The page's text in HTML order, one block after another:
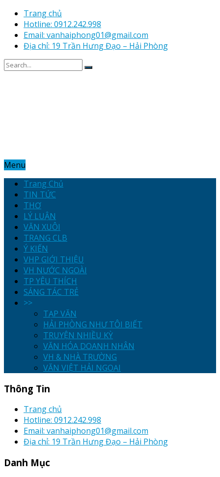
Trang chủ
Hotline: 0912.242.998
Email: vanhaiphong01@gmail.com
Địa chỉ: 19 Trần Hưng Đạo – Hải Phòng
Menu
Trang Chủ
TIN TỨC
THƠ
LÝ LUẬN
VĂN XUÔI
TRANG CLB
Ý KIẾN
VHP GIỚI THIỆU
VH NƯỚC NGOÀI
TP YÊU THÍCH
SÁNG TÁC TRẺ
>>
TẠP VĂN
HẢI PHÒNG NHƯ TÔI BIẾT
TRUYỆN NHIỀU KỲ
VĂN HÓA DOANH NHÂN
VH & NHÀ TRƯỜNG
VĂN VIỆT HẢI NGOẠI
Thông Tin
Trang chủ
Hotline: 0912.242.998
Email: vanhaiphong01@gmail.com
Địa chỉ: 19 Trần Hưng Đạo – Hải Phòng
Danh Mục